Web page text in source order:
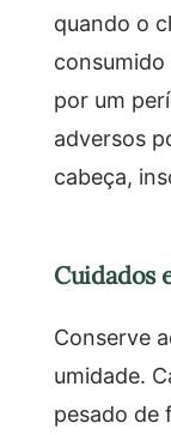
quando o
por um
adversos
cabeça,
Cuidados
Conserve
umidade.
pesado de